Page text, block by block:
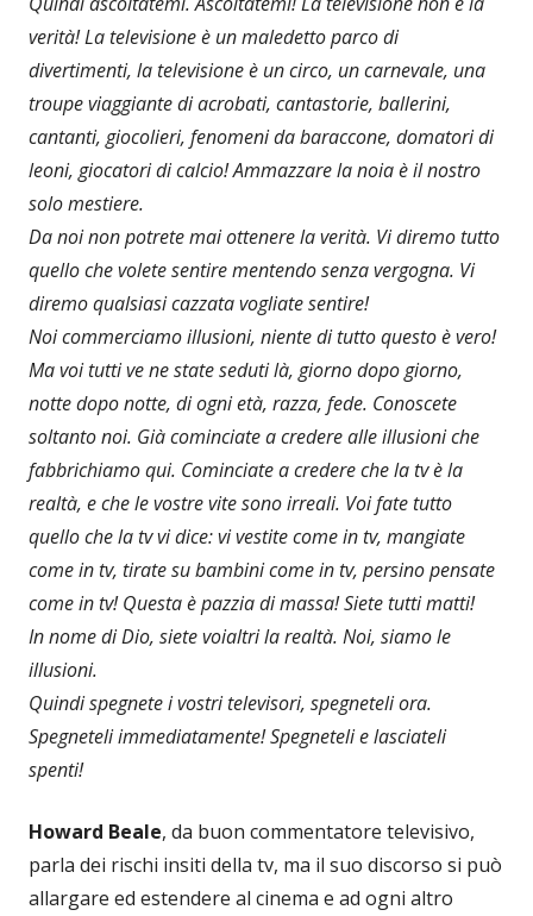
verità! La televisione è un maledetto parco di
divertimenti, la televisione è un circo, un carnevale, una
troupe viaggiante di acrobati, cantastorie, ballerini,
cantanti, giocolieri, fenomeni da baraccone, domatori di
leoni, giocatori di calcio! Ammazzare la noia è il nostro
solo mestiere.
Da noi non potrete mai ottenere la verità. Vi diremo tutto
quello che volete sentire mentendo senza vergogna. Vi
diremo qualsiasi cazzata vogliate sentire!
Noi commerciamo illusioni, niente di tutto questo è vero!
Ma voi tutti ve ne state seduti là, giorno dopo giorno,
notte dopo notte, di ogni età, razza, fede. Conoscete
soltanto noi. Già cominciate a credere alle illusioni che
fabbrichiamo qui. Cominciate a credere che la tv è la
realtà, e che le vostre vite sono irreali. Voi fate tutto
quello che la tv vi dice: vi vestite come in tv, mangiate
come in tv, tirate su bambini come in tv, persino pensate
come in tv! Questa è pazzia di massa! Siete tutti matti!
In nome di Dio, siete voialtri la realtà. Noi, siamo le
illusioni.
Quindi spegnete i vostri televisori, spegneteli ora.
Spegneteli immediatamente! Spegneteli e lasciateli
spenti!
Howard Beale, da buon commentatore televisivo,
parla dei rischi insiti della tv, ma il suo discorso si può
allargare ed estendere al cinema e ad ogni altro